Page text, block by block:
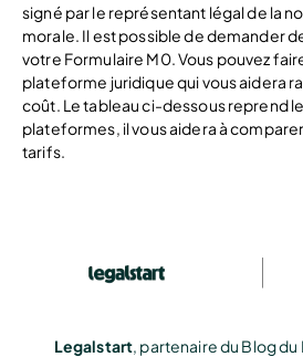
signé par le représentant légal de la
morale. Il est possible de demander
votre Formulaire M0. Vous pouvez
plateforme juridique qui vous aidera
coût. Le tableau ci-dessous reprend
plateformes, il vous aidera à
tarifs.
Legalstart, partenaire du Blog